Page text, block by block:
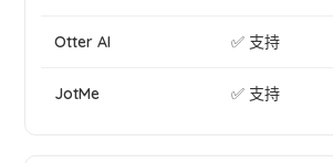
✅ 支持
✅ 支持